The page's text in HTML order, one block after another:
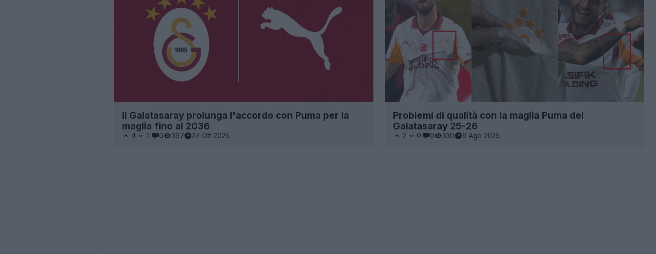
Il Galatasaray prolunga l'accordo con Puma per la
maglia fino al 2036
4 1 0 397 24 Ott 2025
Problemi di qualità con la maglia Puma del
Galatasaray 25-26
2 0 0 330 9 Ago 2025